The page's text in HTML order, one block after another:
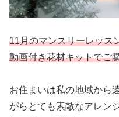
11月のマンスリーレッス
動画付き花材キットでご
お住まいは私の地域から
がらとても素敵なアレン